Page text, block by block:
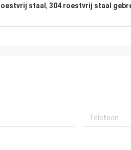
staal , 304 roestvrij staal